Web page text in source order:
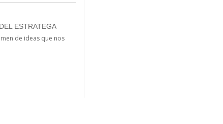
ESTRATEGA
de ideas que nos